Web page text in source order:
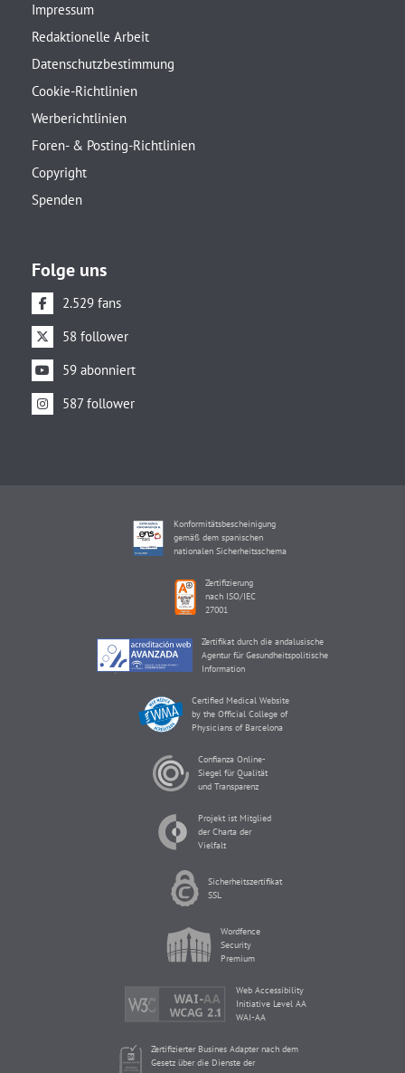
Impressum
Redaktionelle Arbeit
Datenschutzbestimmung
Cookie-Richtlinien
Werberichtlinien
Foren- & Posting-Richtlinien
Copyright
Spenden
Folge uns
2.529 fans
58 follower
59 abonniert
587 follower
Konformitätsbescheinigung
gemäß dem spanischen
nationalen Sicherheitsschema
Zertifizierung
nach ISO/IEC
27001
Zertifikat durch die andalusische
Agentur für Gesundheitspolitische
Information
Certified Medical Website
by the Official College of
Physicians of Barcelona
Confianza Online-
Siegel für Qualität
und Transparenz
Projekt ist Mitglied
der Charta der
Vielfalt
Sicherheitszertifikat
SSL
Wordfence
Security
Premium
Web Accessibility
Initiative Level AA
WAI-AA
Zertifizierter Busines Adapter nach dem
Gesetz über die Dienste der